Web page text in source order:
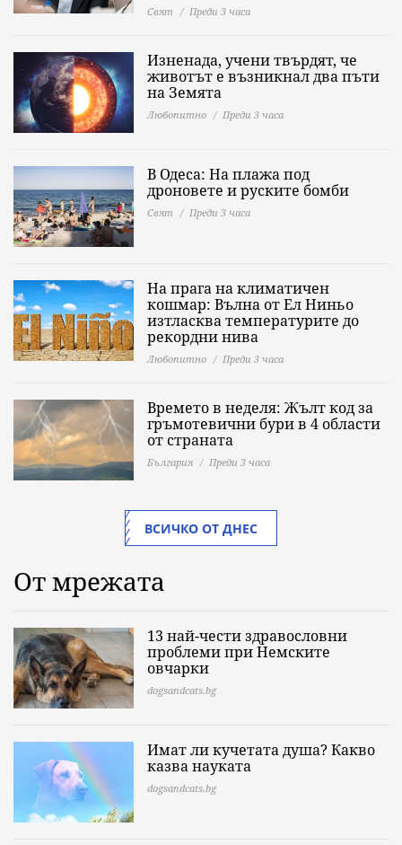
Свят Преди 3 часа
Изненада, учени твърдят, че
животът е възникнал два пъти
на Земята
Любопитно Преди 3 часа
В Одеса: На плажа под
дроновете и руските бомби
Свят Преди 3 часа
На прага на климатичен
кошмар: Вълна от Ел Ниньо
изтласква температурите до
рекордни нива
Любопитно Преди 3 часа
Времето в неделя: Жълт код за
гръмотевични бури в 4 области
от страната
България Преди 3 часа
ВСИЧКО ОТ ДНЕС
От мрежата
13 най-чести здравословни
проблеми при Немските
овчарки
dogsandcats.bg
Имат ли кучетата душа? Какво
казва науката
dogsandcats.bg